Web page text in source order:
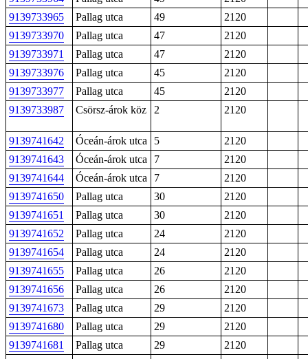
9139733965
Pallag utca 49
2120
9139733970
Pallag utca 47
2120
9139733971
Pallag utca 47
2120
9139733976
Pallag utca 45
2120
9139733977
Pallag utca 45
2120
9139733987
Csörsz-árok köz 2 2120
9139741642 Óceán-árok utca 5
2120
9139741643
Óceán-árok utca 7
2120
9139741644
Óceán-árok utca 7
2120
9139741650
Pallag utca 30
2120
9139741651
Pallag utca 30
2120
9139741652
Pallag utca 24
2120
9139741654
Pallag utca 24
2120
9139741655
Pallag utca 26
2120
9139741656
Pallag utca 26
2120
9139741673
Pallag utca 29
2120
9139741680
Pallag utca 29
2120
9139741681
Pallag utca 29
2120